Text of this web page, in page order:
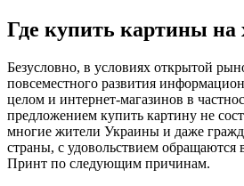
Где купить картины на
Безусловно, в условиях открытой
повсеместного развития
целом и интернет-магазинов в
предложением купить картину не
многие жители Украины и даже
страны, с удовольствием
Принт по следующим причинам.